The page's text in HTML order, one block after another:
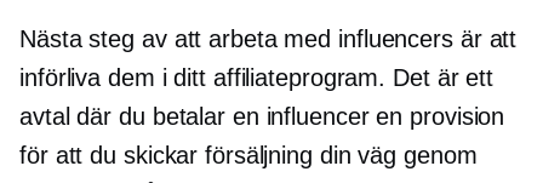
Nästa steg av att arbeta med influencers är att
införliva dem i ditt affiliateprogram. Det är ett
avtal där du betalar en influencer en provision
för att du skickar försäljning din väg genom